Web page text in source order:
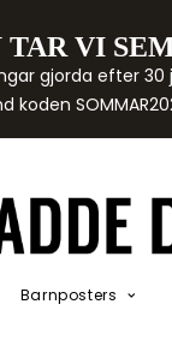
TAR VI
gjorda efter 30
koden
Barnposters